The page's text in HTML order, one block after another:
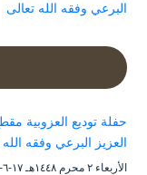
البرعي وفقه الله تعالى
حفلة توديع العزوبية
العزيز البرعي وفقه الله
الأربعاء ۲ محرم ۱٤٤۸هـ ۱۷-٦-۲۰۲٦م